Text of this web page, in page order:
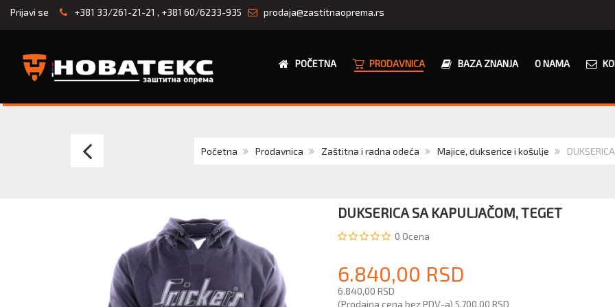
Prijavi se +381 33/261-21-21 , +381 60/6233-935 prodaja@zastitnaoprema.rs
POČETNA PRODAVNICA BAZA ZNANJA O NAMA
Početna Prodavnica Zaštitna i radna odeća Majice, dukserice i košulje
Multinorm
COFRA
FIREPROOF
DUKSERICA SA KAPULJAČOM, TEGET
0 Ocena
6.840,00 RSD
6.840,00 RSD
(Prodajna cena bez PDV-a) 5.700,00 RSD